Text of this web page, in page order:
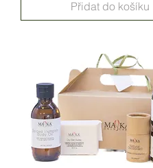
Přidat do košíku